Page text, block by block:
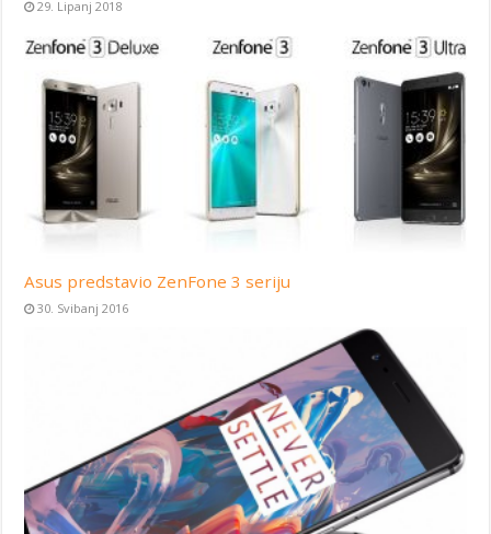
29. Lipanj 2018
Asus predstavio ZenFone 3 seriju
30. Svibanj 2016